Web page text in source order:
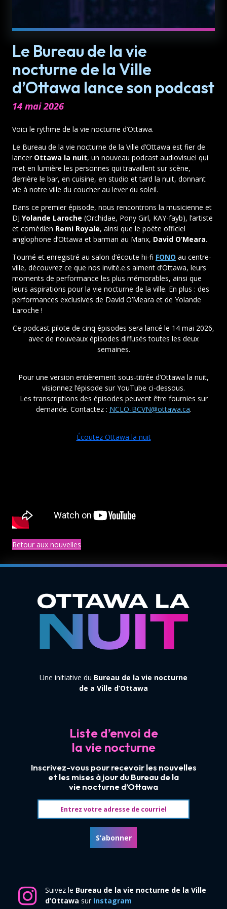
Le Bureau de la vie
nocturne de la Ville
d’Ottawa lance son podcast
14 mai 2026
Voici le rythme de la vie nocturne d’Ottawa.
Le Bureau de la vie nocturne de la Ville d’Ottawa est fier de
lancer Ottawa la nuit, un nouveau podcast audiovisuel qui
met en lumière les personnes qui travaillent sur scène,
derrière le bar, en cuisine, en studio et tard la nuit, donnant
vie à notre ville du coucher au lever du soleil.
Dans ce premier épisode, nous rencontrons la musicienne et
DJ Yolande Laroche (Orchidae, Pony Girl, KAY-fayb), l’artiste
et comédien Remi Royale, ainsi que le poète officiel
anglophone d’Ottawa et barman au Manx, David O’Meara.
Tourné et enregistré au salon d’écoute hi-fi FONO au centre-
ville, découvrez ce que nos invité.e.s aiment d’Ottawa, leurs
moments de performance les plus mémorables, ainsi que
leurs aspirations pour la vie nocturne de la ville. En plus : des
performances exclusives de David O’Meara et de Yolande
Laroche !
Ce podcast pilote de cinq épisodes sera lancé le 14 mai 2026,
avec de nouveaux épisodes diffusés toutes les deux
semaines.
Pour une version entièrement sous-titrée d’Ottawa la nuit,
visionnez l’épisode sur YouTube ci-dessous.
Les transcriptions des épisodes peuvent être fournies sur
demande. Contactez : NCLO-BCVN@ottawa.ca.
Écoutez Ottawa la nuit
Retour aux nouvelles
Une initiative du Bureau de la vie nocturne
de a Ville d’Ottawa
Liste d’envoi de
la vie nocturne
Inscrivez-vous pour recevoir les nouvelles
et les mises à jour du Bureau de la
vie nocturne d’Ottawa
S’abonner
Suivez le Bureau de la vie nocturne de la Ville
d’Ottawa sur Instagram